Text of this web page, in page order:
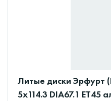
Литые диски Эрфурт
5x114.3 DIA67.1 ET45